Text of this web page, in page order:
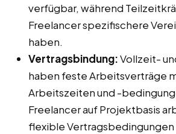
verfügbar, während
Freelancer spezifischere
haben.
Vertragsbindung:Vollzeit-
haben feste Arbeitsverträge
Arbeitszeiten und -
Freelancer auf Projektbasis
flexible Vertragsbedingungen